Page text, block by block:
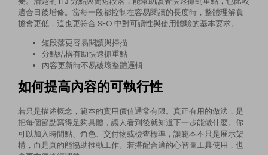
適合日後增修。當每一段都控制在容易閱讀的長度時，整體理解負
擔會更低，這也更符合 SEO 中對可讀性與使用體驗的基本要求。
短段落更容易閱讀與掃描
分點結構有助快速抓重點
內容更新時不易破壞整體邏輯
如何提高內容的可執行性
若只是描述概念，範本的實用價值通常有限。真正有用的做法，是
把每個節點寫得足夠具體，讓人看到後就知道下一步能做什麼。你
可以加入時間點、角色、交付物或檢查標準，讓範本不只是展示架
構，而是真的能協助推動工作。若搭配合適的心智圖工具使用，也